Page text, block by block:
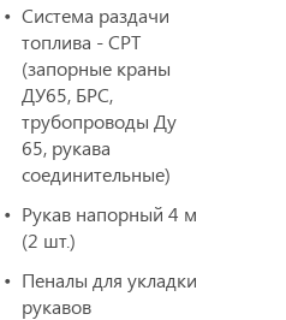
Система раздачи
топлива - СРТ
(запорные краны
ДУ65, БРС,
трубопроводы Ду
65, рукава
соединительные)
Рукав напорный 4 м
(2 шт.)
Пеналы для укладки
рукавов